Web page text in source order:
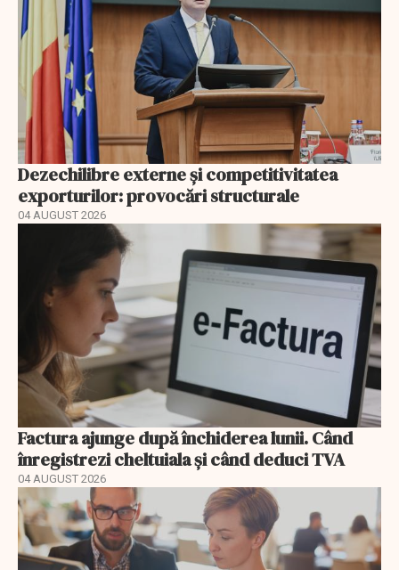
Dezechilibre externe și competitivitatea
exporturilor: provocări structurale
04 AUGUST 2026
Factura ajunge după închiderea lunii. Când
înregistrezi cheltuiala și când deduci TVA
04 AUGUST 2026